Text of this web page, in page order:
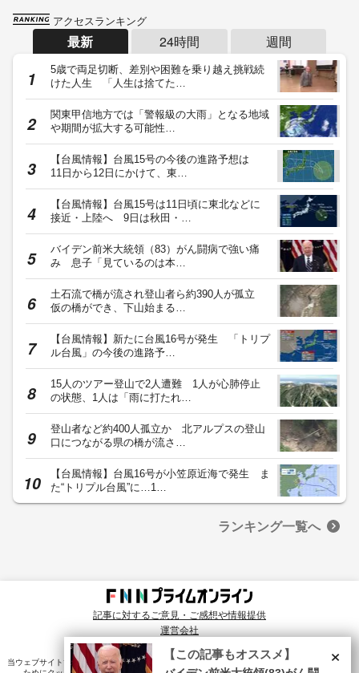
アクセスランキング
最新 24時間 週間
5歳で両足切断、差別や困難を乗り越え挑戦続
けた人生 「人生は捨てた…
関東甲信地方では「警報級の大雨」となる地域
や期間が拡大する可能性…
【台風情報】台風15号の今後の進路予想は
11日から12日にかけて、東…
【台風情報】台風15号は11日頃に東北などに
接近・上陸へ 9日は秋田・…
バイデン前米大統領（83）がん闘病で強い痛
み 息子「見ているのは本…
土石流で橋が流され登山者ら約390人が孤立
仮の橋ができ、下山始まる…
【台風情報】新たに台風16号が発生 「トリプ
ル台風」の今後の進路予…
15人のツアー登山で2人遭難 1人が心肺停止
の状態、1人は「雨に打たれ…
登山者など約400人孤立か 北アルプスの登山
口につながる県の橋が流さ…
【台風情報】台風16号が小笠原近海で発生 ま
た“トリプル台風”に…1…
ランキング一覧へ
記事に対するご意見・ご感想や情報提供
運営会社
© Fuji News Network, Inc. All rights reserved.
当ウェブサイトでは、ユーザのニーズ・興味・関⼼に合致したコンテンツや広告配信を提供する
×
【この記事もオススメ】